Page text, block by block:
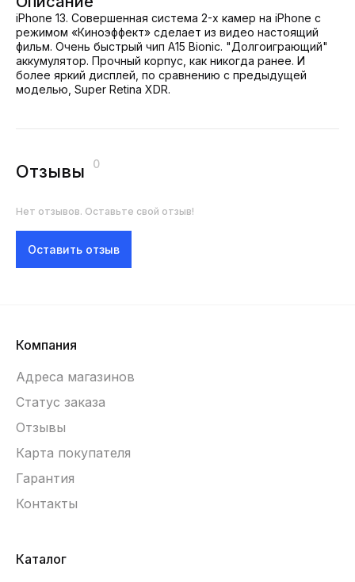
iPhone 13. Совершенная система 2-х камер на iPhone с
режимом «Киноэффект» сделает из видео настоящий
фильм. Очень быстрый чип A15 Bionic. "Долгоиграющий"
аккумулятор. Прочный корпус, как никогда ранее. И
более яркий дисплей, по сравнению с предыдущей
моделью, Super Retina XDR.
Отзывы 0
Нет отзывов. Оставьте свой отзыв!
Оставить отзыв
Компания
Адреса магазинов
Статус заказа
Отзывы
Карта покупателя
Гарантия
Контакты
Каталог